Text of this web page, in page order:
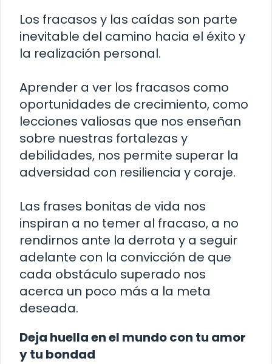
Los fracasos y las caídas son parte
inevitable del camino hacia el éxito y
la realización personal.
Aprender a ver los fracasos como
oportunidades de crecimiento, como
lecciones valiosas que nos enseñan
sobre nuestras fortalezas y
debilidades, nos permite superar la
adversidad con resiliencia y coraje.
Las frases bonitas de vida nos
inspiran a no temer al fracaso, a no
rendirnos ante la derrota y a seguir
adelante con la convicción de que
cada obstáculo superado nos
acerca un poco más a la meta
deseada.
Deja huella en el mundo con tu amor
y tu bondad